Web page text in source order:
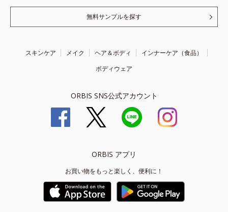
無料サンプルを探す
スキンケア メイク ヘア＆ボディ
インナーケア（食品）
ボディウェア
ORBIS SNS公式アカウント
ORBIS アプリ
お買い物をもっと楽しく、便利に！